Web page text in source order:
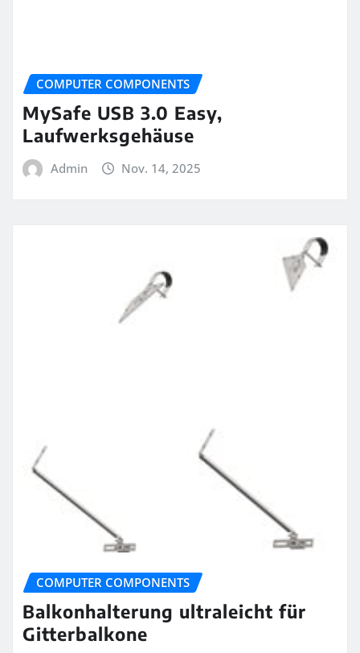
COMPUTER COMPONENTS
MySafe USB 3.0 Easy,
Laufwerksgehäuse
Admin Nov. 14, 2025
COMPUTER COMPONENTS
Balkonhalterung ultraleicht für
Gitterbalkone